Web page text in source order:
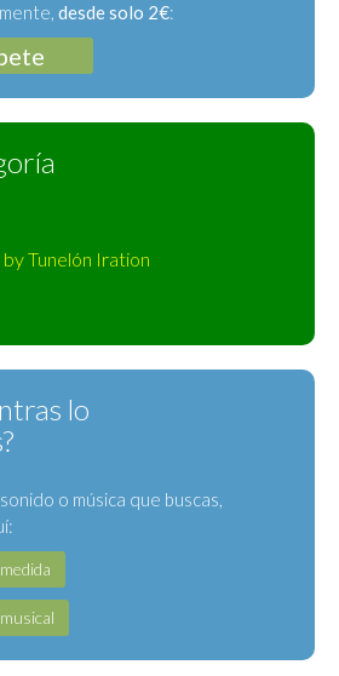
desde solo 2€:
Tunelón Iration
lo
o música que buscas,